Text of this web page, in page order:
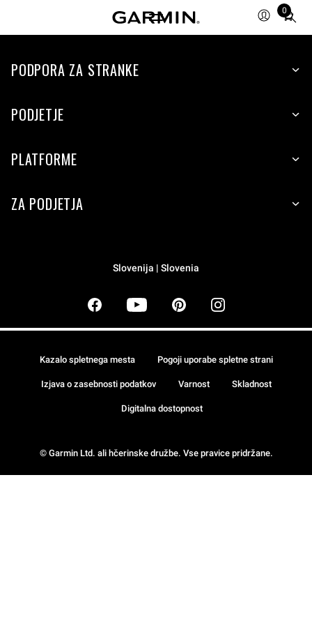
0
Total
items
cart:
PODPORA ZA STRANKE
PODJETJE
PLATFORME
ZA PODJETJA
Slovenija | Slovenia
© Garmin Ltd. ali hčerinske družbe. Vse pravice pridržane.
Kazalo spletnega mesta Pogoji uporabe spletne strani
Izjava o zasebnosti podatkov Varnost Skladnost
Digitalna dostopnost